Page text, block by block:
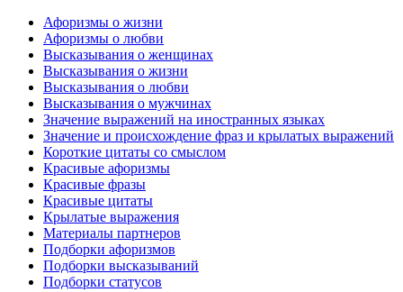
Афоризмы о жизни
Афоризмы о любви
Высказывания о женщинах
Высказывания о жизни
Высказывания о любви
Высказывания о мужчинах
Значение выражений на иностранных языках
Значение и происхождение фраз и крылатых выражений
Короткие цитаты со смыслом
Красивые афоризмы
Красивые фразы
Красивые цитаты
Крылатые выражения
Материалы партнеров
Подборки афоризмов
Подборки высказываний
Подборки статусов